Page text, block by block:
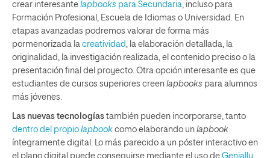
crear interesante lapbooks para Secundaria, incluso para
Formación Profesional, Escuela de Idiomas o Universidad. En
etapas avanzadas podremos valorar de forma más
pormenorizada la creatividad, la elaboración detallada, la
originalidad, la investigación realizada, el contenido preciso o la
presentación final del proyecto. Otra opción interesante es que
estudiantes de cursos superiores creen lapbooks para alumnos
más jóvenes.
Las nuevas tecnologías también pueden incorporarse, tanto
dentro del propio lapbook como elaborando un lapbook
íntegramente digital. Lo más parecido a un póster interactivo en